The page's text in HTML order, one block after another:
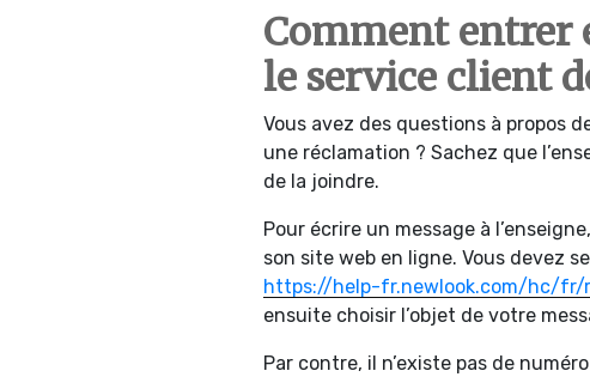
Comment entrer
le service client
Vous avez des questions à propos
une réclamation ? Sachez que
de la joindre.
Pour écrire un message à
son site web en ligne. Vous devez
https://help-fr.newlook.com/hc/fr/
ensuite choisir l’objet de votre
Par contre, il n’existe pas de